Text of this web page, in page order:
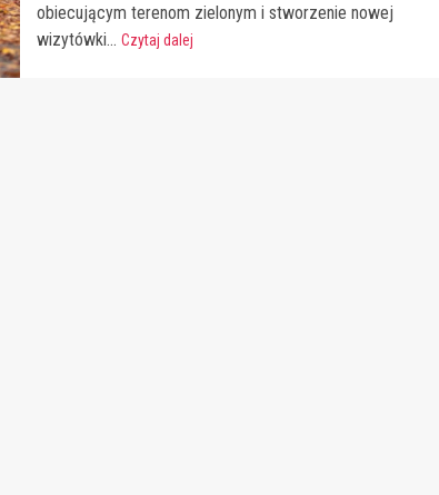
obiecującym terenom zielonym i stworzenie nowej
wizytówki... Czytaj dalej